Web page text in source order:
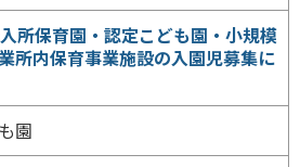
所保育園・認定こども園・小規模
所内保育事業施設の入園児募集に
園